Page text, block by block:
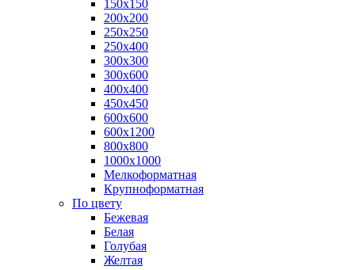
150х150
200х200
250х250
250х400
300х300
300х600
400х400
450х450
600х600
600х1200
800х800
1000х1000
Мелкоформатная
Крупноформатная
По цвету
Бежевая
Белая
Голубая
Желтая